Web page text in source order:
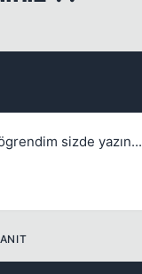
sizde yazın...